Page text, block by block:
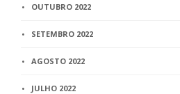
OUTUBRO 2022
SETEMBRO 2022
AGOSTO 2022
JULHO 2022